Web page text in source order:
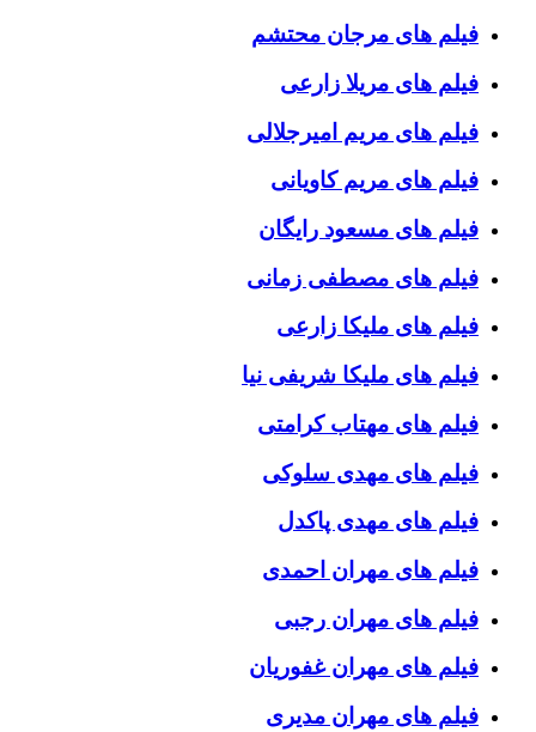
فیلم های مرجان محتشم
فیلم های مریلا زارعی
فیلم های مریم امیرجلالی
فیلم های مریم کاویانی
فیلم های مسعود رایگان
فیلم های مصطفی زمانی
فیلم های ملیکا زارعی
فیلم های ملیکا شریفی نیا
فیلم های مهتاب کرامتی
فیلم های مهدی سلوکی
فیلم های مهدی پاکدل
فیلم های مهران احمدی
فیلم های مهران رجبی
فیلم های مهران غفوریان
فیلم های مهران مدیری